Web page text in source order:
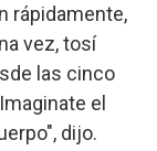
rápidamente,
vez, tosí
las cinco
el
dijo.